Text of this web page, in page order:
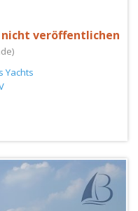
veröffentlichen